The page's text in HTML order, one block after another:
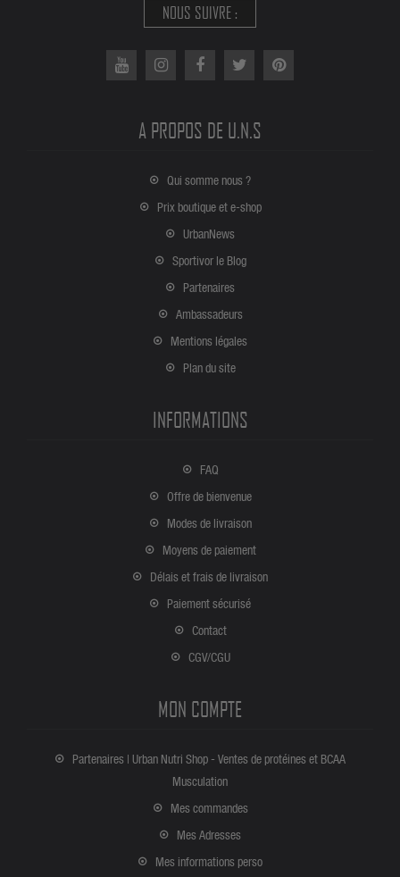
NOUS SUIVRE :
A PROPOS DE U.N.S
Qui somme nous ?
Prix boutique et e-shop
UrbanNews
Sportivor le Blog
Partenaires
Ambassadeurs
Mentions légales
Plan du site
INFORMATIONS
FAQ
Offre de bienvenue
Modes de livraison
Moyens de paiement
Délais et frais de livraison
Paiement sécurisé
Contact
CGV/CGU
MON COMPTE
Partenaires | Urban Nutri Shop - Ventes de protéines et BCAA
Musculation
Mes commandes
Mes Adresses
Mes informations perso